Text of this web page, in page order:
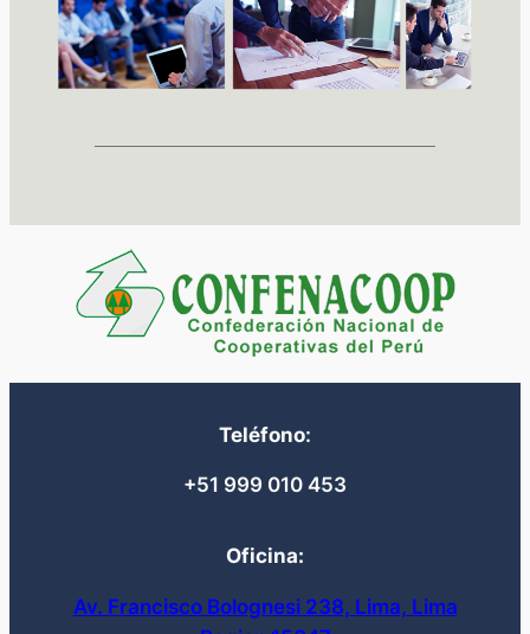
Teléfono:
+51 999 010 453
Oficina:
Av. Francisco Bolognesi 238, Lima, Lima